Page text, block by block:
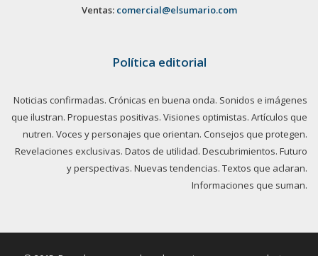
Ventas: comercial@elsumario.com
Política editorial
Noticias confirmadas. Crónicas en buena onda. Sonidos e imágenes
que ilustran. Propuestas positivas. Visiones optimistas. Artículos que
nutren. Voces y personajes que orientan. Consejos que protegen.
Revelaciones exclusivas. Datos de utilidad. Descubrimientos. Futuro
y perspectivas. Nuevas tendencias. Textos que aclaran.
Informaciones que suman.